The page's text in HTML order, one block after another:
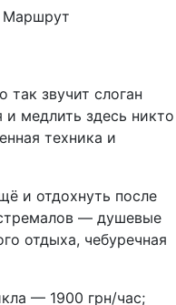
Маршрут
звучит слоган
и медлить здесь никто
техника и
и отдохнуть после
— душевые
отдыха, чебуречная
— 1900 грн/час;